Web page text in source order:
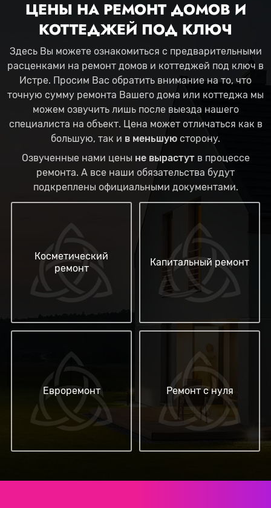
ЦЕНЫ НА РЕМОНТ ДОМОВ И
КОТТЕДЖЕЙ ПОД КЛЮЧ
Здесь Вы можете ознакомиться с предварительными
расценками на ремонт домов и коттеджей под ключ в
Истре. Просим Вас обратить внимание на то, что
точную сумму ремонта Вашего дома или коттеджа мы
можем озвучить лишь после выезда нашего
специалиста на объект. Цена может отличаться как в
большую, так и в меньшую сторону.
Озвученные нами цены не вырастутв процессе
ремонта. А все наши обязательства будут
подкреплены официальными документами.
Косметический
ремонт
Капитальный ремонт
Евроремонт Ремонт с нуля